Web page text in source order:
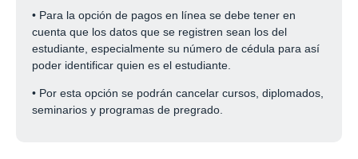
• Para la opción de pagos en línea se debe tener en
cuenta que los datos que se registren sean los del
estudiante, especialmente su número de cédula para así
poder identificar quien es el estudiante.
• Por esta opción se podrán cancelar cursos, diplomados,
seminarios y programas de pregrado.